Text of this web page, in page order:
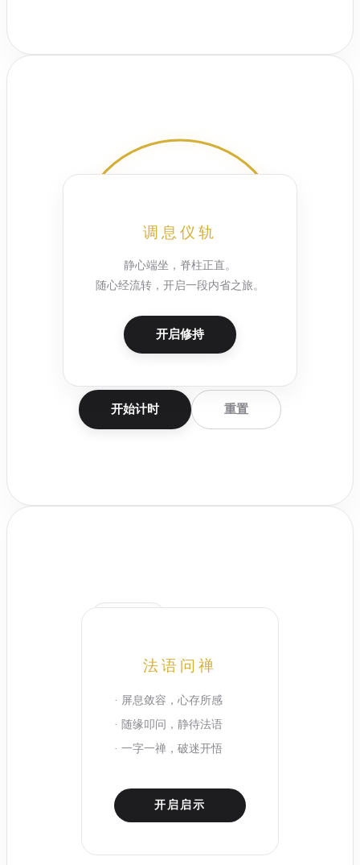
调息仪轨
静心端坐，脊柱正直。
随心经流转，开启一段内省之旅。
开启修持
15:00
开始计时 重置
法语问禅
· 屏息敛容，心存所感
· 随缘叩问，静待法语
· 一字一禅，破迷开悟
开启启示